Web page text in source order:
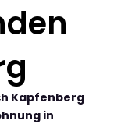
Kapfenberg
in